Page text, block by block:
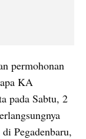
permohonan
KA
pada Sabtu, 2
Pegadenbaru,